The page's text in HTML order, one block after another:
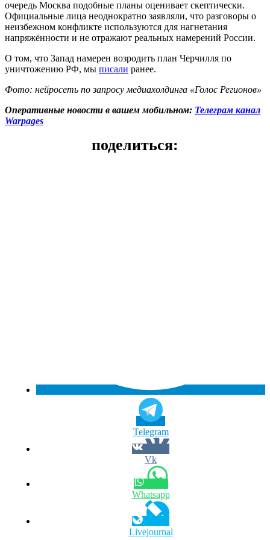
очередь Москва подобные планы оценивает скептически.
Официальные лица неоднократно заявляли, что разговоры о
неизбежном конфликте используются для нагнетания
напряжённости и не отражают реальных намерений России.
О том, что Запад намерен возродить план Черчилля по
уничтожению РФ, мы писали ранее.
Фото: нейросеть по запросу медиахолдинга «Голос Регионов»
Оперативные новости в вашем мобильном: Телеграм канал
Warpages
поделиться:
Telegram
Vk
Whatsapp
Livejournal